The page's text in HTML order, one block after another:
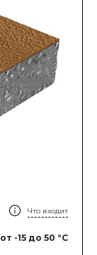
Что входит
от -15 до 50 °C